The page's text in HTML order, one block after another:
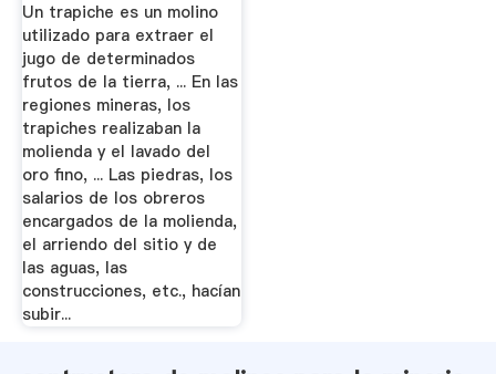
Un trapiche es un molino
utilizado para extraer el
jugo de determinados
frutos de la tierra, ... En las
regiones mineras, los
trapiches realizaban la
molienda y el lavado del
oro fino, ... Las piedras, los
salarios de los obreros
encargados de la molienda,
el arriendo del sitio y de
las aguas, las
construcciones, etc., hacían
subir...